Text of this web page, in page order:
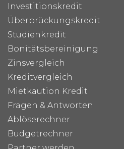
Investitionskredit
Überbrückungskredit
Studienkredit
Bonitätsbereinigung
Zinsvergleich
Kreditvergleich
Mietkaution Kredit
Fragen & Antworten
Ablöserechner
Budgetrechner